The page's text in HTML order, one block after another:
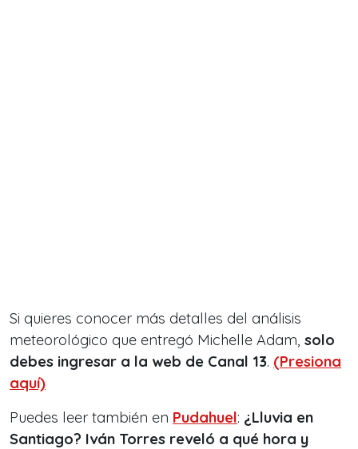
Si quieres conocer más detalles del análisis
meteorológico que entregó Michelle Adam, solo
debes ingresar a la web de Canal 13. (Presiona
aquí)
Puedes leer también en Pudahuel: ¿Lluvia en
Santiago? Iván Torres reveló a qué hora y